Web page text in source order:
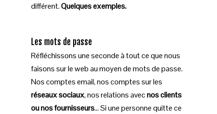
différent.Quelques exemples.
Les mots de passe
Réfléchissons une seconde à tout ce que nous
faisons sur le web au moyen de mots de passe.
Nos comptes email, nos comptes sur les
réseaux sociaux, nos relations avecnos clients
ou nos fournisseurs… Si une personne quitte ce